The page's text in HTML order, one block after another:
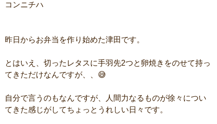
コンニチハ
昨日からお弁当を作り始めた津田です。
とはいえ、切ったレタスに手羽先2つと卵焼きをのせて持っ
てきただけなんですが、、😅
自分で言うのもなんですが、人間力なるものが徐々につい
てきた感じがしてちょっとうれしい日々です。